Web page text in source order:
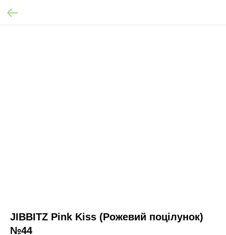
JIBBITZ Pink Kiss (Рожевий поцілунок)
№44